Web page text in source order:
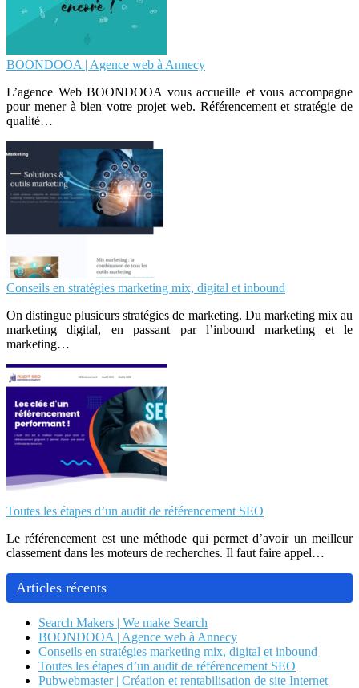
BOONDOOA | Agence web à Annecy
L’agence Web BOONDOOA vous accueille et vous accompagne
pour mener à bien votre projet web. Référencement et stratégie de
qualité…
Conseils en stratégies marketing mix, digital et inbound
On distingue plusieurs stratégies de marketing. Du marketing mix au
marketing digital, en passant par l’inbound marketing et le
marketing…
Toutes les étapes d’un audit de référencement SEO
Le référencement est une méthode qui permet d’avoir un meilleur
classement dans les moteurs de recherches. Il faut faire appel…
Articles récents
Search Makers | We make Search
BOONDOOA | Agence web à Annecy
Conseils en stratégies marketing mix, digital et inbound
Toutes les étapes d’un audit de référencement SEO
Pub­webmaster | Création et ren­tabilisa­tion de site Internet